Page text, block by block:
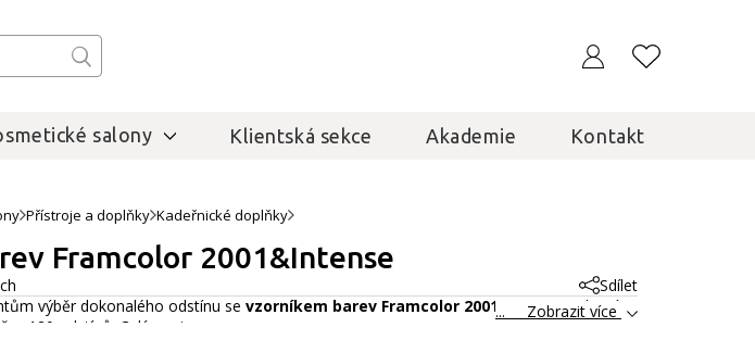
salony Klientská sekce Akademie Kontakt
Přístroje a doplňky Kadeřnické doplňky
Framcolor 2001&Intense
Sdílet
výběr dokonalého odstínu se vzorníkem barev Framcolor 2001 a Intense, který
120 odstínů.
Celý popis
... Zobrazit více